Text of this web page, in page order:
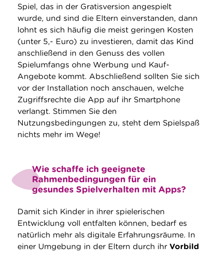
Spiel, das in der Gratisversion angespielt
wurde, und sind die Eltern einverstanden, dann
lohnt es sich häufig die meist geringen Kosten
(unter 5,- Euro) zu investieren, damit das Kind
anschließend in den Genuss des vollen
Spielumfangs ohne Werbung und Kauf-
Angebote kommt. Abschließend sollten Sie sich
vor der Installation noch anschauen, welche
Zugriffsrechte die App auf ihr Smartphone
verlangt. Stimmen Sie den
Nutzungsbedingungen zu, steht dem Spielspaß
nichts mehr im Wege!
Wie schaffe ich geeignete
Rahmenbedingungen für ein
gesundes Spielverhalten mit Apps?
Damit sich Kinder in ihrer spielerischen
Entwicklung voll entfalten können, bedarf es
natürlich mehr als digitale Erfahrungsräume. In
einer Umgebung in der Eltern durch ihr Vorbild